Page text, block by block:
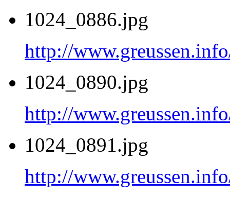
1024_0886.jpg
http://
1024_0890.jpg
http://
1024_0891.jpg
http://